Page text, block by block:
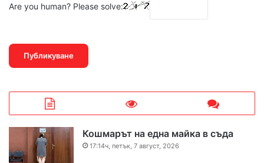
Are you human? Please solve:
Кошмарът на една майка в съда
17:14ч, петък, 7 август, 2026